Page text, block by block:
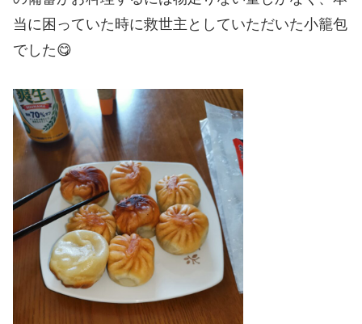
当に困っていた時に救世主としていただいた小籠包
でした😋